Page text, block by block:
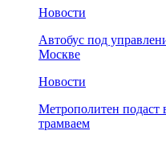
Новости
Автобус под
Москве
Новости
Метрополитен
трамваем